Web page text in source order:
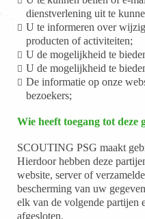
dienstverlening uit te
U te informeren over
producten of activiteiten;
U de mogelijkheid te
U de mogelijkheid te
De informatie op onze
bezoekers;
Wie heeft toegang tot deze
SCOUTING PSG maakt
Hierdoor hebben deze
website, server of
bescherming van uw
elk van de volgende partijen
afgesloten.